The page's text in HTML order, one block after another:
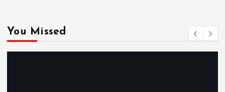
You Missed